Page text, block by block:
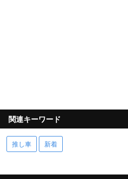
関連キーワード
推し車 新着